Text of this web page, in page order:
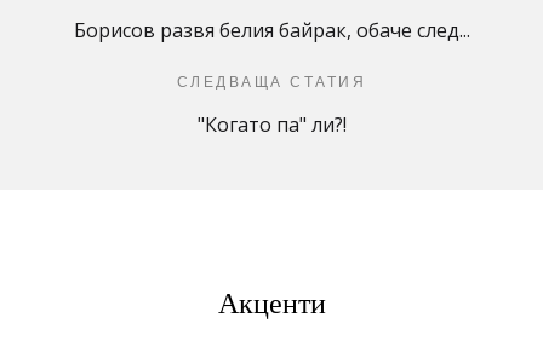
Борисов развя белия байрак, обаче след...
СЛЕДВАЩА СТАТИЯ
"Когато па" ли?!
Акценти